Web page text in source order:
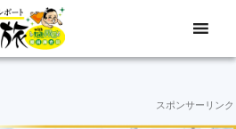
スポンサーリンク